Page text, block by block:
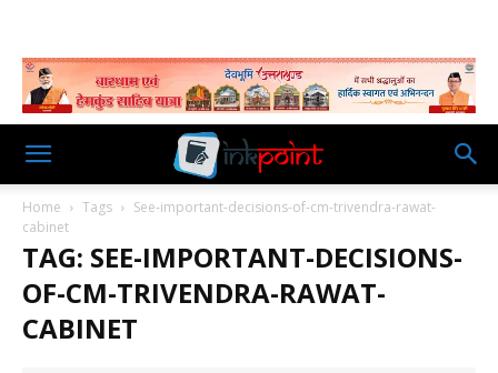
Home Tags
See-important-decisions-of-cm-trivendra-rawat-
cabinet
TAG: SEE-IMPORTANT-DECISIONS-
OF-CM-TRIVENDRA-RAWAT-
CABINET